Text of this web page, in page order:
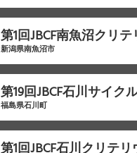
第1回JBCF南魚沼クリ
新潟県南魚沼市
第19回JBCF石川サイク
福島県石川町